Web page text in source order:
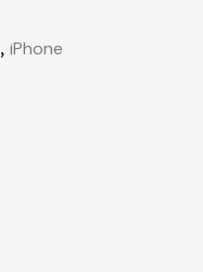
, iPhone